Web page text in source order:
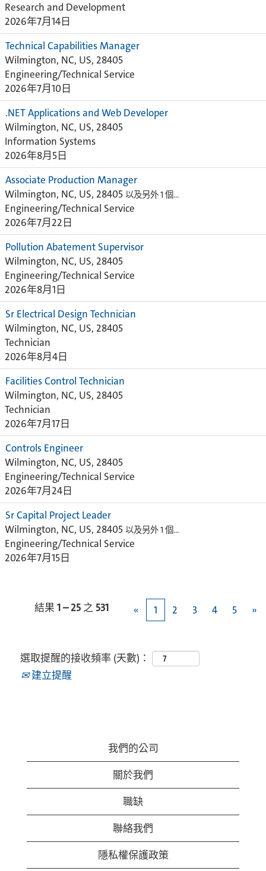
Research and Development
2026年7月14日
Technical Capabilities Manager
Wilmington, NC, US, 28405
Engineering/Technical Service
2026年7月10日
.NET Applications and Web Developer
Wilmington, NC, US, 28405
Information Systems
2026年8月5日
Associate Production Manager
Wilmington, NC, US, 28405 以及另外 1 個…
Engineering/Technical Service
2026年7月22日
Pollution Abatement Supervisor
Wilmington, NC, US, 28405
Engineering/Technical Service
2026年8月1日
Sr Electrical Design Technician
Wilmington, NC, US, 28405
Technician
2026年8月4日
Facilities Control Technician
Wilmington, NC, US, 28405
Technician
2026年7月17日
Controls Engineer
Wilmington, NC, US, 28405
Engineering/Technical Service
2026年7月24日
Sr Capital Project Leader
Wilmington, NC, US, 28405 以及另外 1 個…
Engineering/Technical Service
2026年7月15日
結果 1 – 25 之 531 « 1 2 3 4 5 »
選取提醒的接收頻率 (天數)：
建立提醒
我們的公司
關於我們
職缺
聯絡我們
隱私權保護政策